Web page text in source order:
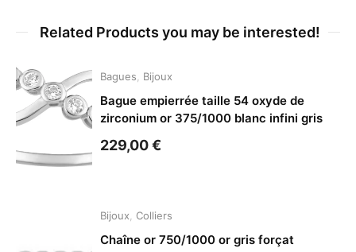
Related Products you may be interested!
Bagues Bijoux
Bague empierrée taille 54 oxyde de
zirconium or 375/1000 blanc infini gris
229,00€
Bijoux Colliers
Chaîne or 750/1000 or gris forçat